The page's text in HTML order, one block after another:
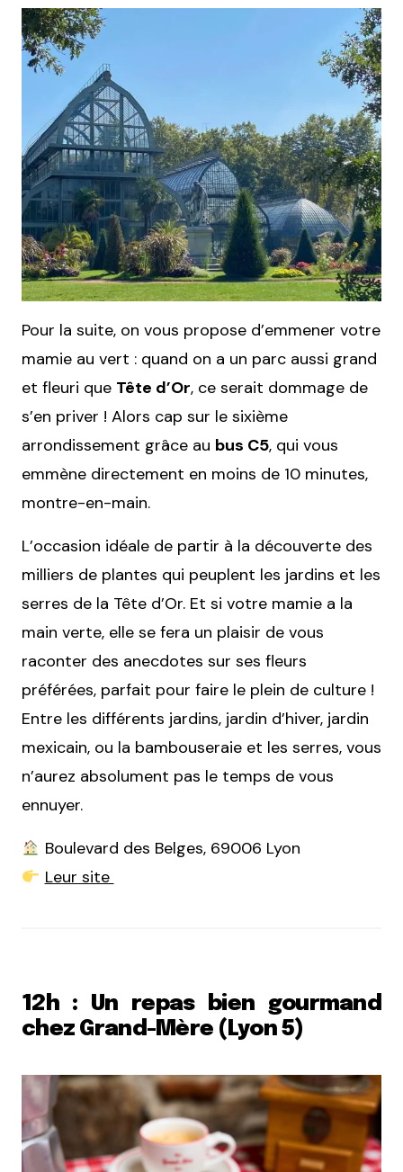
Pour la suite, on vous propose d’emmener votre
mamie au vert : quand on a un parc aussi grand
et fleuri que Tête d’Or, ce serait dommage de
s’en priver ! Alors cap sur le sixième
arrondissement grâce au bus C5, qui vous
emmène directement en moins de 10 minutes,
montre-en-main.
L’occasion idéale de partir à la découverte des
milliers de plantes qui peuplent les jardins et les
serres de la Tête d’Or. Et si votre mamie a la
main verte, elle se fera un plaisir de vous
raconter des anecdotes sur ses fleurs
préférées, parfait pour faire le plein de culture !
Entre les différents jardins, jardin d’hiver, jardin
mexicain, ou la bambouseraie et les serres, vous
n’aurez absolument pas le temps de vous
ennuyer.
Boulevard des Belges, 69006 Lyon
Leur site
12h : Un repas bien gourmand
chez Grand-Mère (Lyon 5)